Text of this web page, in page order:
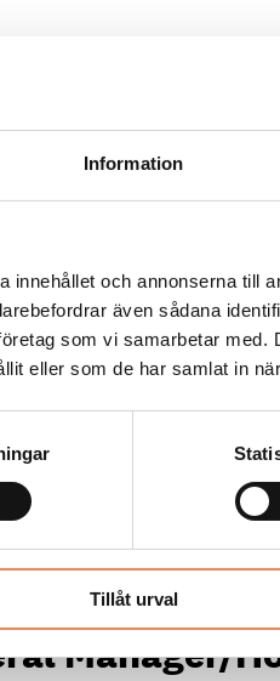
Information
innehållet och annonserna till
även sådana
som vi samarbetar
eller som de har samlat in
Tillåt urval
med mig och vara en del
marknadsföring.
att påverka och ta
ansiktet utåt för
personligt brev tillann-
dig till vårt team!
FLER LEDIGA JOBB
Manager/